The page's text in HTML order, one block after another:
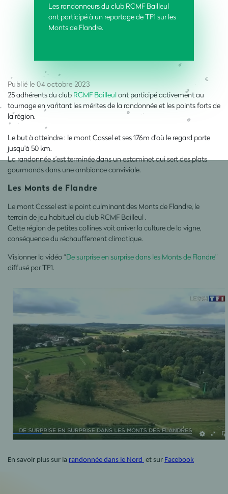
Les randonneurs du club RCMF Bailleul
ont participé à un reportage de TF1 sur les
Monts de Flandre.
Publié le 04 octobre 2023
25 adhérents du club RCMF Bailleulont participé activement au
tournage en vantant les mérites de la randonnée et les points forts de
la région.
Le but à atteindre : le mont Cassel et ses 176m d’où le regard porte
jusqu'à 50 km.
La randonnée s’est terminée dans un estaminet qui sert des plats
gourmands dans une ambiance conviviale.
Les Monts de Flandre
Le mont Cassel est le point culminant des Monts de Flandre, le
terrain de jeu habituel du club RCMF Bailleul .
Cette région de petites collines voit arriver la culture de la vigne,
conséquence du réchauffement climatique.
Visionner la vidéo “De surprise en surprise dans les Monts de Flandre”
diffusé par TF1.
En savoir plus sur la randonnée dans le Nord et sur Facebook